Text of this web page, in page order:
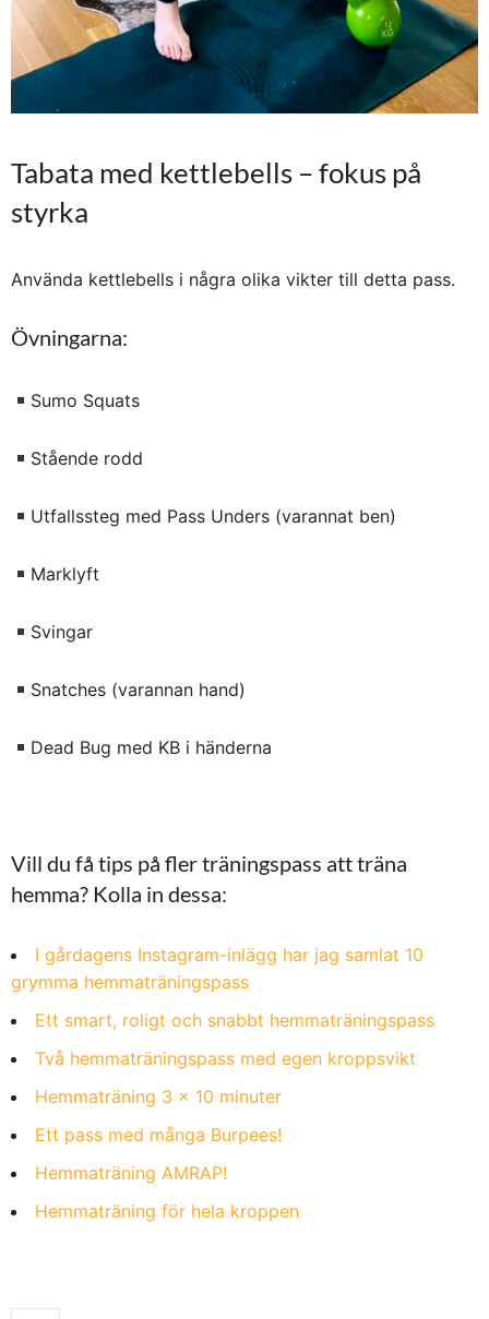
Tabata med kettlebells – fokus på
styrka
Använda kettlebells i några olika vikter till detta pass.
Övningarna:
Sumo Squats
Stående rodd
Utfallssteg med Pass Unders (varannat ben)
Marklyft
Svingar
Snatches (varannan hand)
Dead Bug med KB i händerna
Vill du få tips på fler träningspass att träna
hemma? Kolla in dessa:
I gårdagens Instagram-inlägg har jag samlat 10
grymma hemmaträningspass
Ett smart, roligt och snabbt hemmaträningspass
Två hemmaträningspass med egen kroppsvikt
Hemmaträning 3 x 10 minuter
Ett pass med många Burpees!
Hemmaträning AMRAP!
Hemmaträning för hela kroppen